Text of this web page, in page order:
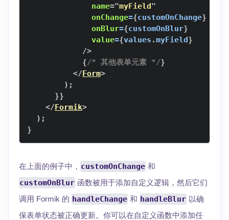
name="myField"
onChange={customOnChange}
onBlur={customOnBlur}
value={values .myField}
/>
{/* 其他表单元素 */}
</Form>
) ;
}}
</Formik>
) ;
}
在上面的例子中， customOnChange 和
customOnBlur 函数被用于添加自定义逻辑，然后它们
调用 Formik 的 handleChange 和 handleBlur 以确
保表单状态被正确更新。你可以在自定义函数中添加任